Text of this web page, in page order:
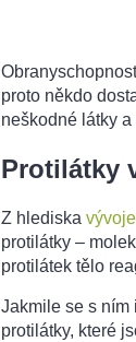
proto někdo
neškodné látky
Protilátky
Z hlediska
protilátky –
protilátek tělo
Jakmile se s ním
protilátky, které